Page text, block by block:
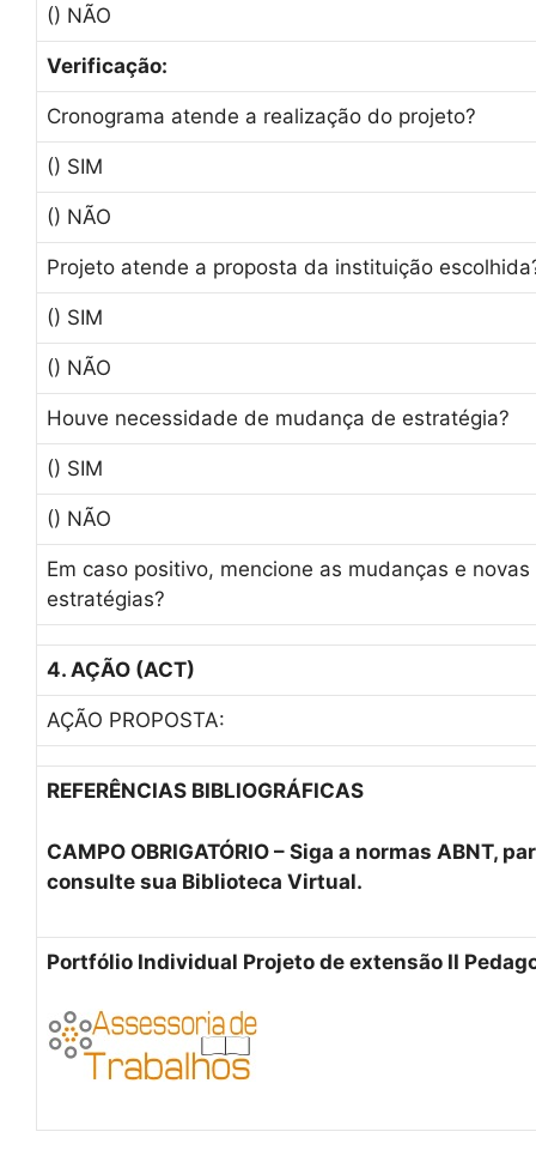
() NÃO
Verificação:
Cronograma atende a realização do projeto?
() SIM
() NÃO
Projeto atende a proposta da instituição
() SIM
() NÃO
Houve necessidade de mudança de estratégia?
() SIM
() NÃO
Em caso positivo, mencione as mudanças e novas
estratégias?
4. AÇÃO (ACT)
AÇÃO PROPOSTA:
REFERÊNCIAS BIBLIOGRÁFICAS
CAMPO OBRIGATÓRIO – Siga a normas ABNT,
consulte sua Biblioteca Virtual.
Portfólio Individual Projeto de extensão II